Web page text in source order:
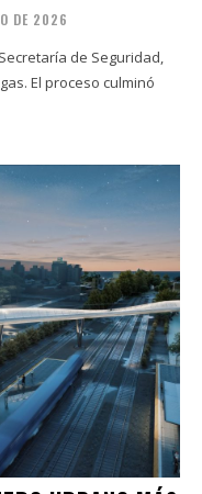
DE 2026
de Seguridad,
El proceso culminó